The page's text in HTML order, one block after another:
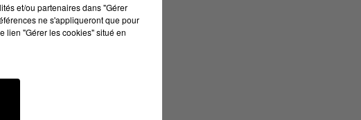
et/ou partenaires dans "Gérer
ne s'appliqueront que pour
lien "Gérer les cookies" situé en